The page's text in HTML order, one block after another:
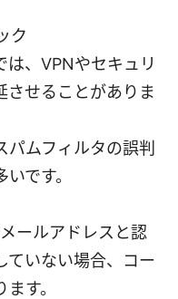
ク
は、VPNやセキュリ
させることがありま
ムフィルタの誤判
です。
ールアドレスと認
ていない場合、コー
す。